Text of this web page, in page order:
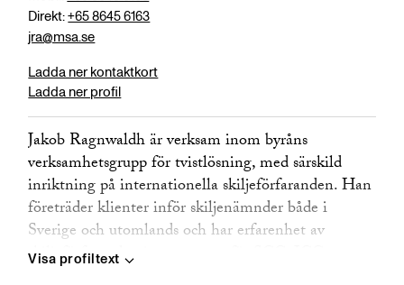
Direkt:+65 8645 6163
jra@msa.se
Ladda ner kontaktkort
Ladda ner profil
Jakob Ragnwaldh är verksam inom byråns
verksamhetsgrupp för tvistlösning, med särskild
inriktning på internationella skiljeförfaranden. Han
företräder klienter inför skiljenämnder både i
Sverige och utomlands och har erfarenhet av
skiljeförfaranden inom ramen för SCC, ICC,
Visa profiltext